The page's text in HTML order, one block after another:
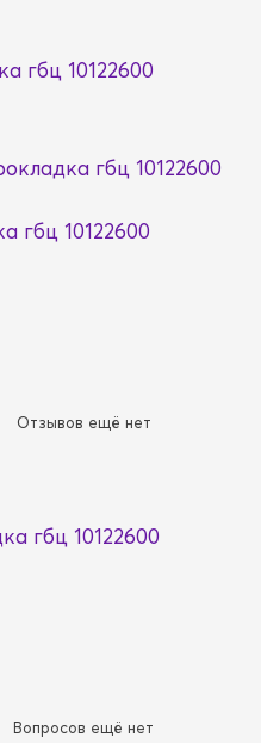
гбц 10122600
гбц 10122600
гбц 10122600
Отзывов ещё нет
гбц 10122600
Вопросов ещё нет